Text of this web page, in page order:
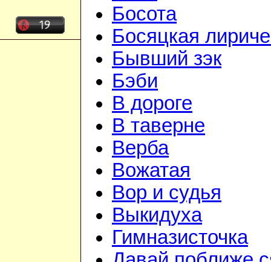
Босота
Босяцкая
Бывший зэк
Бэби
В дороге
В таверне
Верба
Вожатая
Вор и судья
Выкидуха
Гимназисточка